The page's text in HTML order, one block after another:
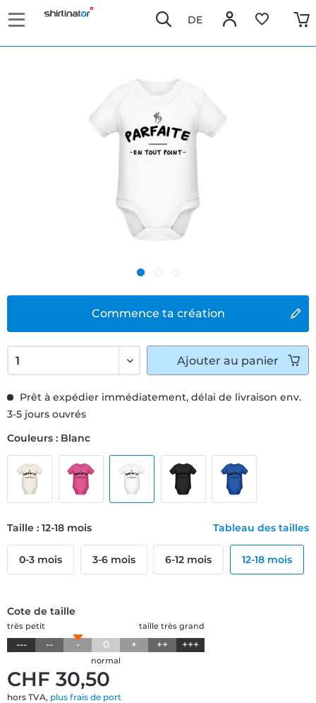
DE
Commence ta création
CHF 30,50
hors TVA, plus frais de port
Prêt à expédier immédiatement, délai de livraison env.
3-5 jours ouvrés
Couleurs : Blanc
Taille : 12-18 mois Tableau des tailles
0-3 mois 3-6 mois 6-12 mois 12-18 mois
Cote de taille
taille très grand
très petit
--- -- - 0 + ++ +++
normal
Ajouter au panier